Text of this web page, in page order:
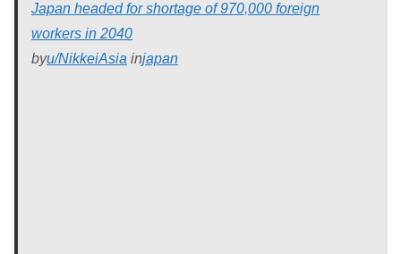
Japan headed for shortage of 970,000 foreign
workers in 2040
byu/NikkeiAsia injapan